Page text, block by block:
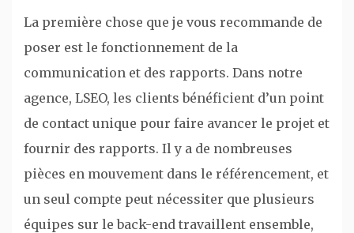
La première chose que je vous recommande de
poser est le fonctionnement de la
communication et des rapports. Dans notre
agence, LSEO, les clients bénéficient d’un point
de contact unique pour faire avancer le projet et
fournir des rapports. Il y a de nombreuses
pièces en mouvement dans le référencement, et
un seul compte peut nécessiter que plusieurs
équipes sur le back-end travaillent ensemble,